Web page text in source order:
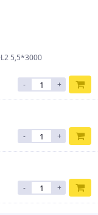
5,5*3000
- +
- +
- +